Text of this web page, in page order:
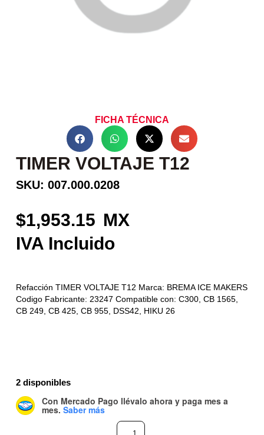
FICHA TÉCNICA
TIMER VOLTAJE T12
SKU: 007.000.0208
1,953.15
Refacción TIMER VOLTAJE T12 Marca: BREMA ICE MAKERS
Codigo Fabricante: 23247 Compatible con: C300, CB 1565,
CB 249, CB 425, CB 955, DSS42, HIKU 26
2 disponibles
Con Mercado Pago llévalo ahora y paga mes a
mes. Saber más